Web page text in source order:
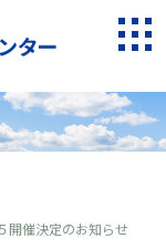
開催決定のお知らせ